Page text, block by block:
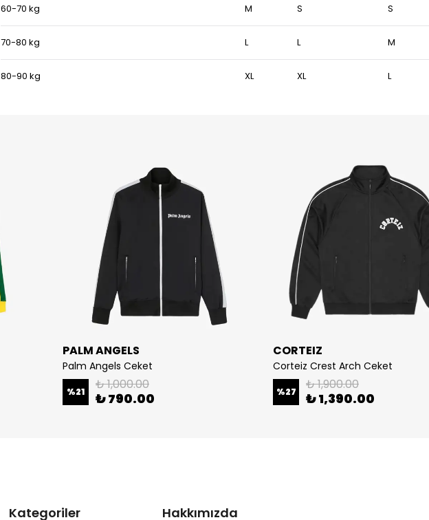
60-70 kg M S S
70-80 kg L L M
80-90 kg XL XL L
PALM ANGELS
Palm Angels Ceket
%21 ₺ 1,000.00
₺ 790.00
CORTEIZ
Corteiz Crest Arch Ceket
%27 ₺ 1,900.00
₺ 1,390.00
Kategoriler Hakkımızda